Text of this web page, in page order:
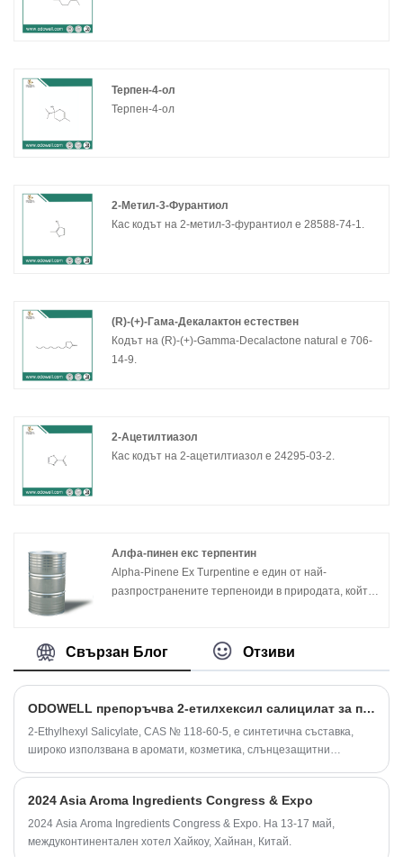
Терпен-4-ол
Терпен-4-ол
2-Метил-3-Фурантиол
Кас кодът на 2-метил-3-фурантиол е 28588-74-1.
(R)-(+)-Гама-Декалактон естествен
Кодът на (R)-(+)-Gamma-Decalactone natural е 706-
14-9.
2-Ацетилтиазол
Кас кодът на 2-ацетилтиазол е 24295-03-2.
Алфа-пинен екс терпентин
Alpha-Pinene Ex Turpentine е един от най-
разпространените терпеноиди в природата, който
с нисък вискозитет. Има специален аромат на
борова дървесина и мирис на терпентин. След
хидрогениране има аромат на колофон. Той е
неразтворим във вода, разтворим в етанол и етер,
масло. Може да се използва и за производство на
инсектициди.
Свързан Блог Отзиви
ODOWELL препоръчва 2-етилхексил салицилат за парфюми, козметика и приложения за лична хигиена
2-Ethylhexyl Salicylate, CAS № 118-60-5, е синтетична съставка,
широко използвана в аромати, козметика, слънцезащитни
2024 Asia Aroma Ingredients Congress & Expo
2024 Asia Aroma Ingredients Congress & Expo. На 13-17 май,
междуконтинентален хотел Хайкоу, Хайнан, Китай.